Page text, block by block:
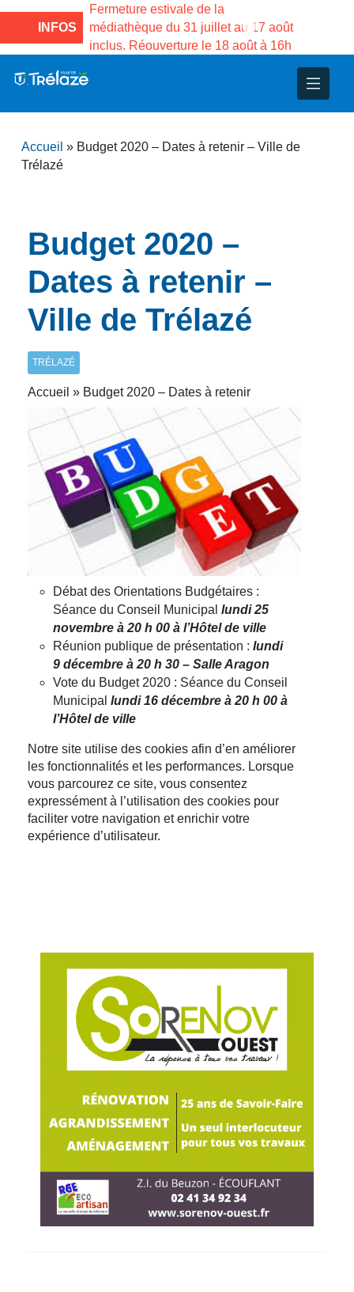
INFOS
la Maison des
de Gama du
Fermeture estivale de la
médiathèque du 31 juillet au 17 août
inclus. Réouverture le 18 août à 16h
et d’animations
Projets
– Jumelage
Accueil » Budget 2020 – Dates à retenir – Ville de
Trélazé
Budget 2020 –
Dates à retenir –
Ville de Trélazé
TRÉLAZÉ
Accueil » Budget 2020 – Dates à retenir
Débat des Orientations Budgétaires :
Séance du Conseil Municipal lundi 25
novembre à 20 h 00 à l’Hôtel de ville
Réunion publique de présentation : lundi
9 décembre à 20 h 30 – Salle Aragon
Vote du Budget 2020 : Séance du Conseil
Municipal lundi 16 décembre à 20 h 00 à
l’Hôtel de ville
Notre site utilise des cookies afin d’en améliorer
les fonctionnalités et les performances. Lorsque
vous parcourez ce site, vous consentez
expressément à l’utilisation des cookies pour
faciliter votre navigation et enrichir votre
expérience d’utilisateur.